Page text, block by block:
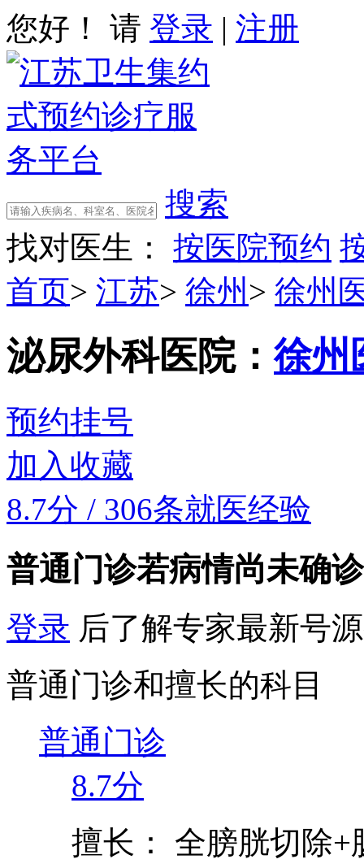
您好！ 请 登录 | 注册
搜索
找对医生：
按医院预约
首页> 江苏> 徐州 > 徐州
泌尿外科医院：徐州
预约挂号
加入收藏
8.7分 / 306条就医经验
普通门诊若病情尚未确
登录 后了解专家最新号
普通门诊和擅长的科目
普通门诊
8.7分
擅长： 全膀胱切除